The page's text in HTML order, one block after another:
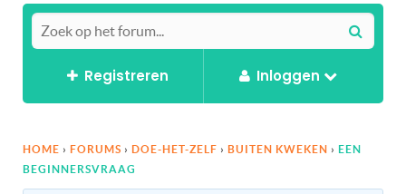
Registreren Inloggen
HOME › FORUMS › DOE-HET-ZELF › BUITEN KWEKEN › EEN
BEGINNERSVRAAG